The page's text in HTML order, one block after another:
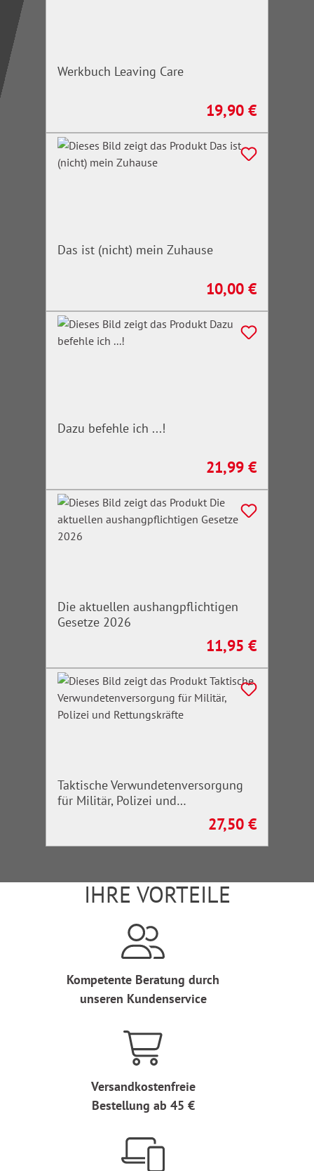
Werkbuch Leaving Care
Regulärer Preis:
19,90 €
Das ist (nicht) mein Zuhause
Regulärer Preis:
10,00 €
Dazu befehle ich ...!
Regulärer Preis:
21,99 €
Die aktuellen aushangpflichtigen
Gesetze 2026
Regulärer Preis:
11,95 €
Taktische Verwundetenversorgung
für Militär, Polizei und
Regulärer Preis:
27,50 €
IHRE VORTEILE
Kompetente Beratung durch
unseren Kundenservice
Versandkostenfreie
Bestellung ab 45 €